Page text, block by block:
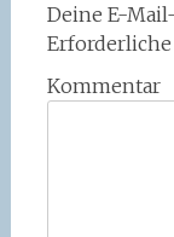
Deine E-
Kommentar